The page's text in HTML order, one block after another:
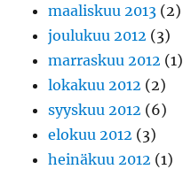
maaliskuu 2013 (2)
joulukuu 2012 (3)
marraskuu 2012 (1)
lokakuu 2012 (2)
syyskuu 2012 (6)
elokuu 2012 (3)
heinäkuu 2012 (1)